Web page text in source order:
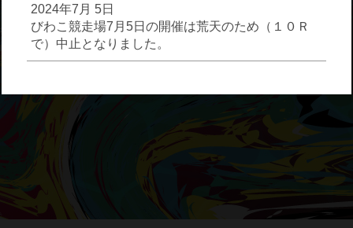
2024年7月 5日
びわこ競走場7月5日の開催は荒天のため（１０Ｒ
で）中止となりました。